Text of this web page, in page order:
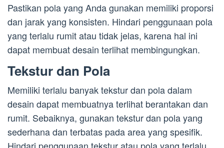
Pastikan pola yang Anda gunakan memiliki proporsi
dan jarak yang konsisten. Hindari penggunaan pola
yang terlalu rumit atau tidak jelas, karena hal ini
dapat membuat desain terlihat membingungkan.
Tekstur dan Pola
Memiliki terlalu banyak tekstur dan pola dalam
desain dapat membuatnya terlihat berantakan dan
rumit. Sebaiknya, gunakan tekstur dan pola yang
sederhana dan terbatas pada area yang spesifik.
Hindari penggunaan tekstur atau pola yang terlalu